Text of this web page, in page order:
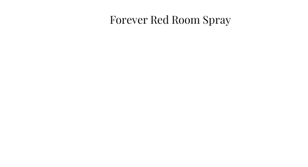
Forever Red Room Spray